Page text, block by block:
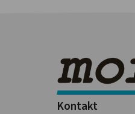
Kontakt